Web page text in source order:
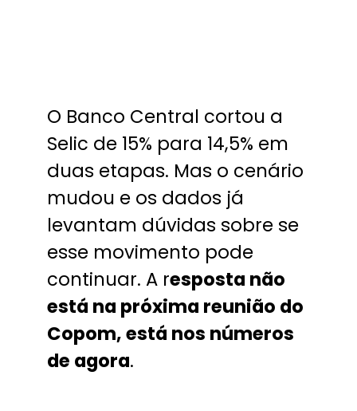
O Banco Central cortou a
Selic de 15% para 14,5% em
duas etapas. Mas o cenário
mudou e os dados já
levantam dúvidas sobre se
esse movimento pode
continuar. A resposta não
está na próxima reunião do
Copom, está nos números
de agora.